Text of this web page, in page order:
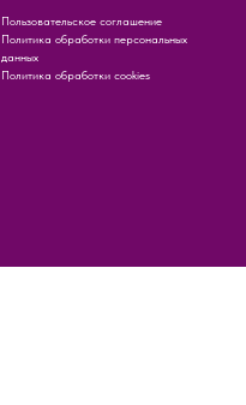
Пользовательское соглашение
Политика обработки персональных
данных
Политика обработки cookies